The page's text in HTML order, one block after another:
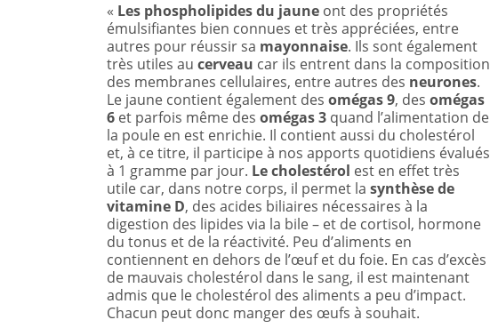
« Les phospholipides du jaune ont des propriétés
émulsifiantes bien connues et très appréciées, entre
autres pour réussir sa mayonnaise. Ils sont également
très utiles au cerveau car ils entrent dans la composition
des membranes cellulaires, entre autres des neurones.
Le jaune contient également des omégas 9, des omégas
6 et parfois même des omégas 3 quand l’alimentation de
la poule en est enrichie. Il contient aussi du cholestérol
et, à ce titre, il participe à nos apports quotidiens évalués
à 1 gramme par jour. Le cholestérol est en effet très
utile car, dans notre corps, il permet la synthèse de
vitamine D, des acides biliaires nécessaires à la
digestion des lipides via la bile – et de cortisol, hormone
du tonus et de la réactivité. Peu d’aliments en
contiennent en dehors de l’œuf et du foie. En cas d’excès
de mauvais cholestérol dans le sang, il est maintenant
admis que le cholestérol des aliments a peu d’impact.
Chacun peut donc manger des œufs à souhait.